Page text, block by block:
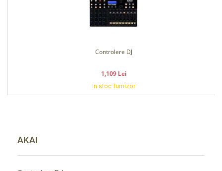
AKAI
Controlere DJ
1,109 Lei
In stoc furnizor